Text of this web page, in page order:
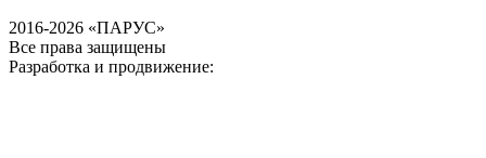
2016-2026 «ПАРУС»
Все права защищены
Разработка и продвижение: